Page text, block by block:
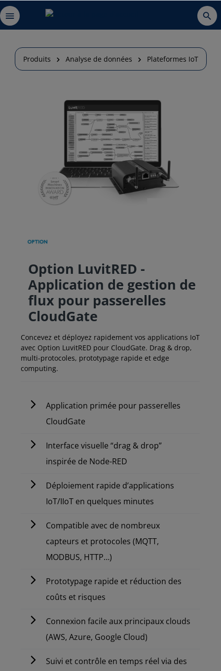
Produits Analyse de données Plateformes IoT
Option LuvitRED -
Application de gestion de
flux pour passerelles
CloudGate
Concevez et déployez rapidement vos applications IoT
avec Option LuvitRED pour CloudGate. Drag & drop,
multi-protocoles, prototypage rapide et edge
computing.
Application primée pour passerelles
CloudGate
Interface visuelle “drag & drop”
inspirée de Node-RED
Déploiement rapide d’applications
IoT/IIoT en quelques minutes
Compatible avec de nombreux
capteurs et protocoles (MQTT,
MODBUS, HTTP…)
Prototypage rapide et réduction des
coûts et risques
Connexion facile aux principaux clouds
(AWS, Azure, Google Cloud)
Suivi et contrôle en temps réel via des